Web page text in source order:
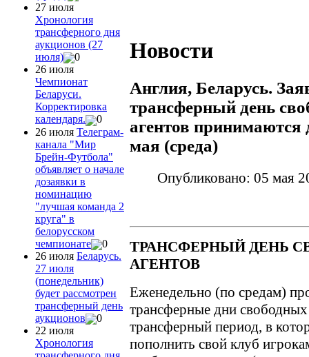
27 июля
Хронология
трансферного дня
аукционов (27
июля)
0
26 июля
Чемпионат
Беларуси.
Корректировка
календаря.
0
26 июля Телеграм-
канала "Мир
Брейн-Футбола"
объявляет о начале
дозаявки в
номинацию
"лучшая команда 2
круга" в
белорусском
чемпионате
0
26 июля Беларусь.
27 июля
(понедельник)
будет рассмотрен
трансферный день
аукционов
0
22 июля
Хронология
Новости
Англия, Беларусь.
трансферный день
агентов принимаются
мая (среда)
Опубликовано: 05 мая
ТРАНСФЕРНЫЙ ДЕНЬ
АГЕНТОВ
Еженедельно (по средам)
трансферные дни
трансферный период, в
пополнить свой клуб